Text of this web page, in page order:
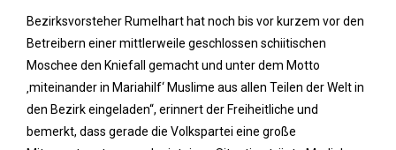
Bezirksvorsteher Rumelhart hat noch bis vor kurzem vor den
Betreibern einer mittlerweile geschlossen schiitischen
Moschee den Kniefall gemacht und unter dem Motto
‚miteinander in Mariahilf‘ Muslime aus allen Teilen der Welt in
den Bezirk eingeladen“, erinnert der Freiheitliche und
bemerkt, dass gerade die Volkspartei eine große